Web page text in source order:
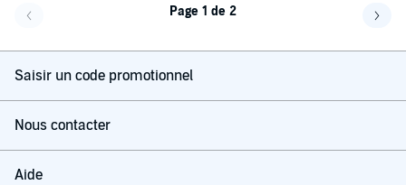
Page 1 de 2
Saisir un code promotionnel
Nous contacter
Aide